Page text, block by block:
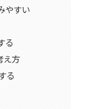
やすい
る
え方
る